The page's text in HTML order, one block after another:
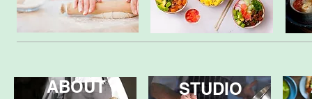
ABOUT STUDIO